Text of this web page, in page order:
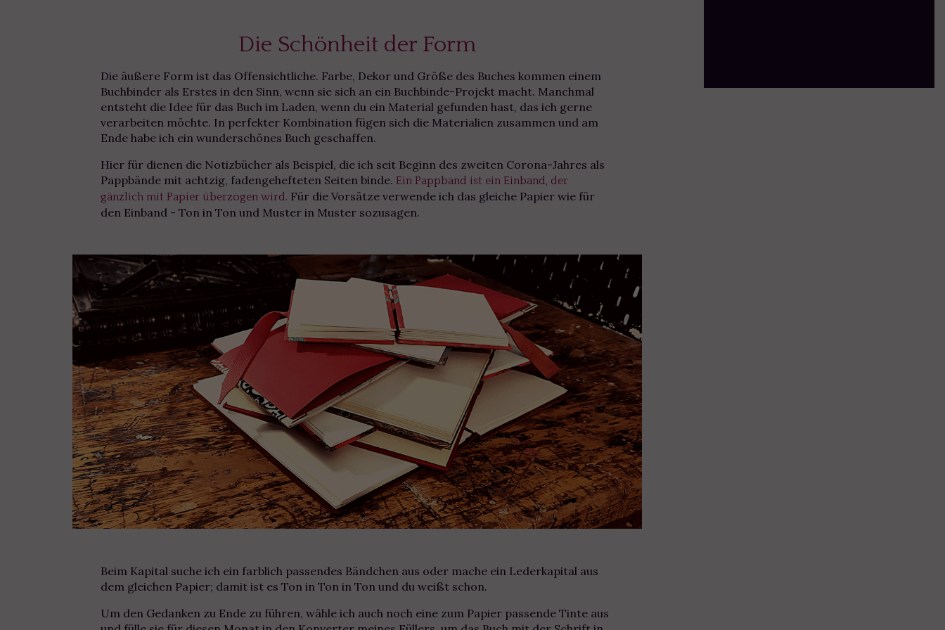
Die Schönheit der Form
Die äußere Form ist das Offensichtliche. Farbe, Dekor und Größe des Buches kommen einem
Buchbinder als Erstes in den Sinn, wenn sie sich an ein Buchbinde-Projekt macht. Manchmal
entsteht die Idee für das Buch im Laden, wenn du ein Material gefunden hast, das ich gerne
verarbeiten möchte. In perfekter Kombination fügen sich die Materialien zusammen und am
Ende habe ich ein wunderschönes Buch geschaffen.
Hier für dienen die Notizbücher als Beispiel, die ich seit Beginn des zweiten Corona-Jahres als
Pappbände mit achtzig, fadengehefteten Seiten binde. Ein Pappband ist ein Einband, der
gänzlich mit Papier überzogen wird. Für die Vorsätze verwende ich das gleiche Papier wie für
den Einband - Ton in Ton und Muster in Muster sozusagen.
Beim Kapital suche ich ein farblich passendes Bändchen aus oder mache ein Lederkapital aus
dem gleichen Papier; damit ist es Ton in Ton in Ton und du weißt schon.
Um den Gedanken zu Ende zu führen, wähle ich auch noch eine zum Papier passende Tinte aus